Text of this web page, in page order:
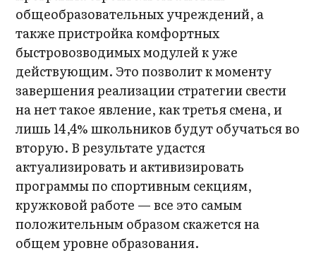
общеобразовательных учреждений, а
также пристройка комфортных
быстровозводимых модулей к уже
действующим. Это позволит к моменту
завершения реализации стратегии свести
на нет такое явление, как третья смена, и
лишь 14,4% школьников будут обучаться во
вторую. В результате удастся
актуализировать и активизировать
программы по спортивным секциям,
кружковой работе — все это самым
положительным образом скажется на
общем уровне образования.